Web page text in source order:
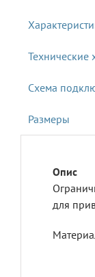
Технические
Схема
Размеры
для